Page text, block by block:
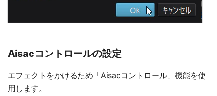
Aisacコントロールの設定
エフェクトをかけるため「Aisacコントロール」機能を使
用します。